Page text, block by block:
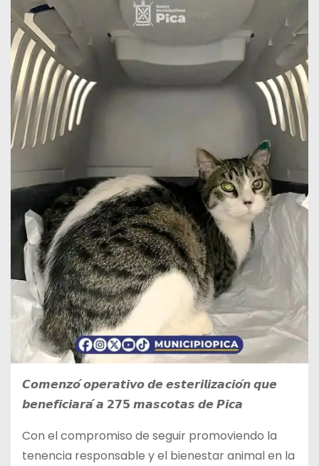
𝘾𝙤𝙢𝙚𝙣𝙯𝙤́ 𝙤𝙥𝙚𝙧𝙖𝙩𝙞𝙫𝙤 𝙙𝙚 𝙚𝙨𝙩𝙚𝙧𝙞𝙡𝙞𝙯𝙖𝙘𝙞𝙤́𝙣 𝙦𝙪𝙚
𝙗𝙚𝙣𝙚𝙛𝙞𝙘𝙞𝙖𝙧𝙖́ 𝙖 𝟮𝟳𝟱 𝙢𝙖𝙨𝙘𝙤𝙩𝙖𝙨 𝙙𝙚 𝙋𝙞𝙘𝙖
Con el compromiso de seguir promoviendo la
tenencia responsable y el bienestar animal en la